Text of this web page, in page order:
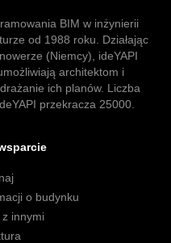
BIM w inżynierii
od 1988 roku. Działając
(Niemcy), ideYAPI
architektom i
ich planów. Liczba
przekracza 25000.
o budynku
z innymi